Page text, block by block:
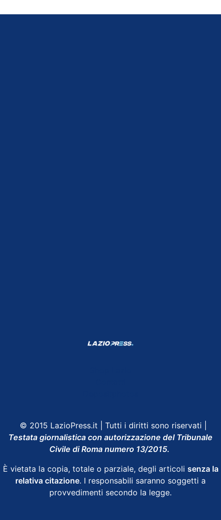
© 2015 LazioPress.it | Tutti i diritti sono riservati |
Testata giornalistica con autorizzazione del Tribunale
Civile di Roma numero 13/2015.
È vietata la copia, totale o parziale, degli articoli senza la
relativa citazione. I responsabili saranno soggetti a
provvedimenti secondo la legge.